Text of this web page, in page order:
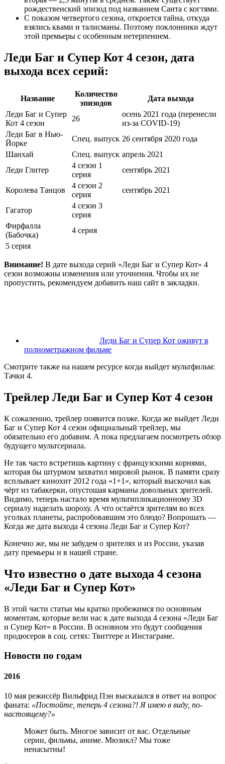
рождественский эпизод под названием Санта с когтями.
С показом четвертого сезона, откроется тайна, откуда
взялись квами и талисманы. Поэтому поклонники ждут
этой премьеры с особенным нетерпением.
Леди Баг и Супер Кот 4 сезон, дата
выхода всех серий:
Название
Количество
эпизодов
Дата выхода
Леди Баг и Супер
Кот 4 сезон
26
осень 2021 года (перенесли
из-за COVID-19)
Леди Баг в Нью-
Йорке
Спец. выпуск 26 сентября 2020 года
Шанхай
Спец. выпуск апрель 2021
Леди Глитер
4 сезон 1
серия
сентябрь 2021
Королева Танцов
4 сезон 2
серия
сентябрь 2021
Гагатор
4 сезон 3
серия
Фирфалла
(Бабочка)
4 серия
5 серия
Внимание! В дате выхода серий «Леди Баг и Супер Кот» 4
сезон возможны изменения или уточнения. Чтобы их не
пропустить, рекомендуем добавить наш сайт в закладки.
Леди Баг и Супер Кот оживут в
полнометражном фильме
Смотрите также на нашем ресурсе когда выйдет мультфильм:
Тачки 4.
Трейлер Леди Баг и Супер Кот 4 сезон
К сожалению, трейлер появится позже. Когда же выйдет Леди
Баг и Супер Кот 4 сезон официальный трейлер, мы
обязательно его добавим. А пока предлагаем посмотреть обзор
будущего мультсериала.
Не так часто встретишь картину с французскими корнями,
которая бы штурмом захватил мировой рынок. В памяти сразу
всплывает кинохит 2012 года «1+1», который выскочил как
чёрт из табакерки, опустошая карманы довольных зрителей.
Видимо, теперь настало время мультипликационному 3D
сериалу наделать шороху. А что остаётся зрителям во всех
уголках планеты, распробовавшим это блюдо? Вопрошать —
Когда же дата выхода 4 сезона Леди Баг и Супер Кот?
Конечно же, мы не забудем о зрителях и из России, указав
дату премьеры и в нашей стране.
Что известно о дате выхода 4 сезона
«Леди Баг и Супер Кот»
В этой части статьи мы кратко пробежимся по основным
моментам, которые вели нас к дате выхода 4 сезона «Леди Баг
и Супер Кот» в России. В основном это будут сообщения
продюсеров в соц. сетях: Твиттере и Инстаграме.
Новости по годам
2016
10 мая режиссёр Вильфрид Пэн высказался в ответ на вопрос
фаната: «Постойте, теперь 4 сезона?! Я имею в виду, по-
настоящему?»
Может быть. Многое зависит от вас. Отдельные
серии, фильмы, аниме. Мюзикл? Мы тоже
ненасытны!